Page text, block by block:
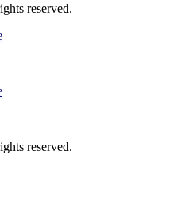
reserved.
reserved.